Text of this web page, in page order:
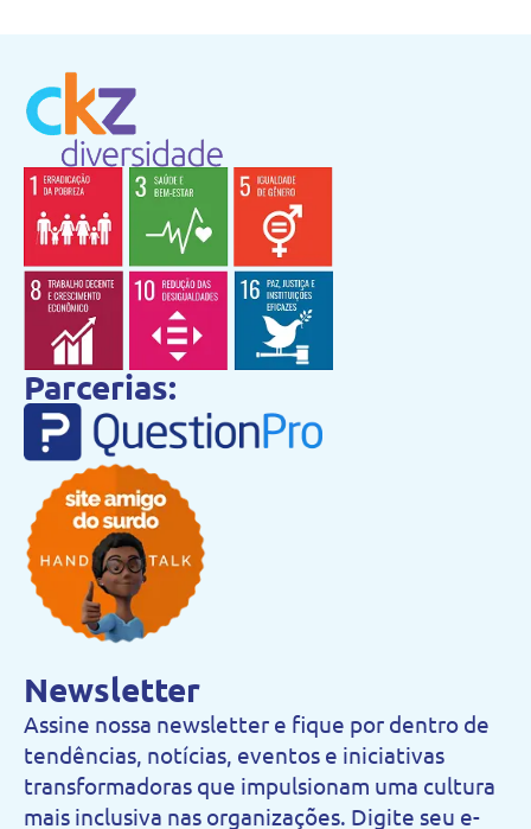
Parcerias:
Newsletter
Assine nossa newsletter e fique por dentro de
tendências, notícias, eventos e iniciativas
transformadoras que impulsionam uma cultura
mais inclusiva nas organizações. Digite seu e-